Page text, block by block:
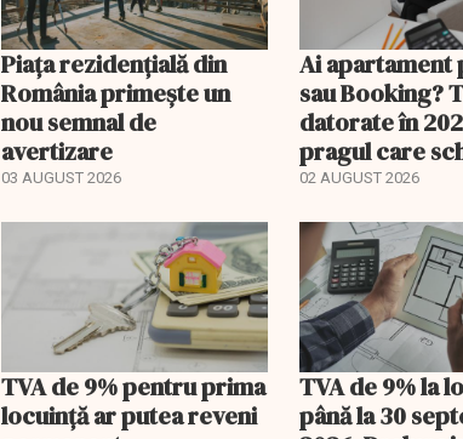
Piața rezidențială din
România primește un
nou semnal de
avertizare
03 AUGUST 2026
Ai apartament
sau Booking?
datorate în
pragul care
regimul fiscal
02 AUGUST 2026
TVA de 9% pentru prima
locuință ar putea reveni
TVA de 9% la
până la 30